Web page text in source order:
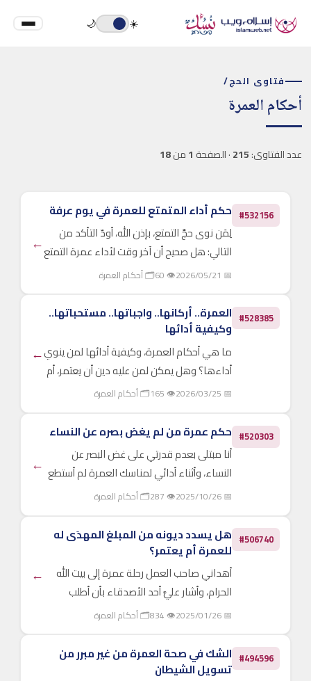
☀️
🌙
فتاوى الحج/
أحكام العمرة
عدد الفتاوى:215· الصفحة 1من18
#532156 حكم أداء المتمتع للعمرة في يوم عرفة
لِمَن نوى حجَّ التمتع، بإذن الله، أودّ التأكد من
التالي: هل صحيح أن آخر وقت لأداء عمرة التمتع
هو قبل فجر يوم عرفة؟ وإذا انتهيتُ من عمرة
يجوز الخروج إلى التنعيم لأداء عمرة ثانية؟ و...
📅 2026/05/21
👁 60 🗂 أحكام العمرة
←
#528385 العمرة.. أركانها.. واجباتها.. مستحباتها..
وكيفية أدائها
ما هي أحكام العمرة، وكيفية أدائها لمن ينوي
أداءها؟ وهل يمكن لمن عليه دين أن يعتمر، أم
يجب قضاء الدين أولًا؟ وهل يمكن أداؤها من
📅 2026/03/25
👁 165 🗂 أحكام العمرة
←
#520303 حكم عمرة من لم يغض بصره عن النساء
أنا مبتلى بعدم قدرتي على غض البصر عن
النساء، وأثناء أدائي لمناسك العمرة لم أستطع
أن أغض بصري عن النساء، وكنت أنظر كثيرًا أثناء
غير صحيحة وغير مقبولة؟ مع أنني أعلم أن نيتي
كانت خالص...
📅 2025/10/26
👁 287 🗂 أحكام العمرة
←
#506740 هل يسدد ديونه من المبلغ المهدَى له
للعمرة أم يعتمر؟
أهداني صاحب العمل رحلة عمرة إلى بيت الله
الحرام، وأشار عليَّ أحد الأصدقاء بأن أطلب
تحويل قيمة العمرة إلى مبلغ نقدي لسداد جزء
أقوم بأداء العمرة لاحقًا عندما يتيسر لي الأمر،
وأ...
📅 2025/01/26
👁 834 🗂 أحكام العمرة
←
#494596 الشك في صحة العمرة من غير مبرر من
تسويل الشيطان